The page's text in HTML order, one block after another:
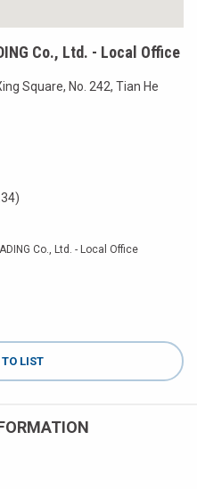
Co., Ltd. - Local Office
Square, No. 242, Tian He
LIST